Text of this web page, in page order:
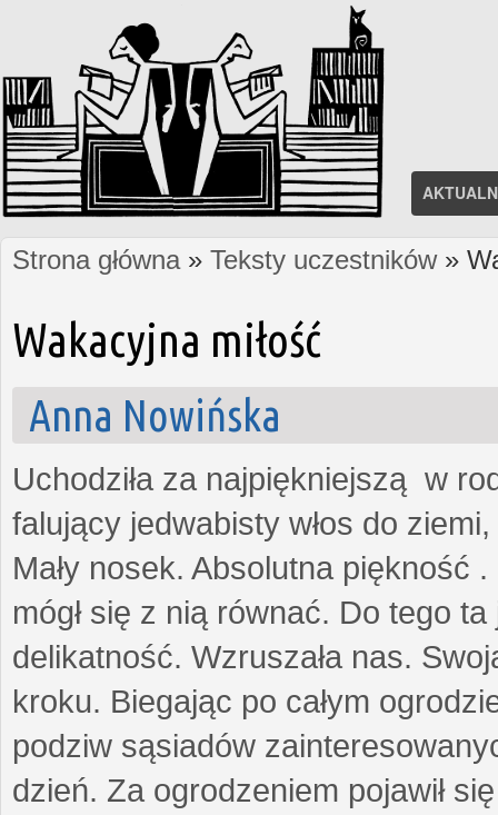
Jesteś tutaj
Strona główna» Teksty uczestników»
Wakacyjna miłość
Anna Nowińska
Uchodziła za najpiękniejszą w
falujący jedwabisty włos do
Mały nosek. Absolutna piękność
mógł się z nią równać. Do tego
delikatność. Wzruszała nas.
kroku. Biegając po całym
podziw sąsiadów
dzień. Za ogrodzeniem pojawił